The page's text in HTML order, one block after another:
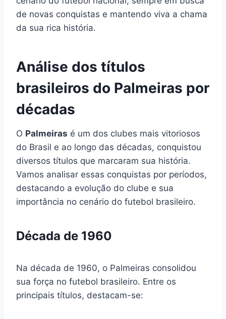
de novas conquistas e mantendo viva a chama
da sua rica história.
Análise dos títulos
brasileiros do Palmeiras por
décadas
O Palmeiras é um dos clubes mais vitoriosos
do Brasil e ao longo das décadas, conquistou
diversos títulos que marcaram sua história.
Vamos analisar essas conquistas por períodos,
destacando a evolução do clube e sua
importância no cenário do futebol brasileiro.
Década de 1960
Na década de 1960, o Palmeiras consolidou
sua força no futebol brasileiro. Entre os
principais títulos, destacam-se: